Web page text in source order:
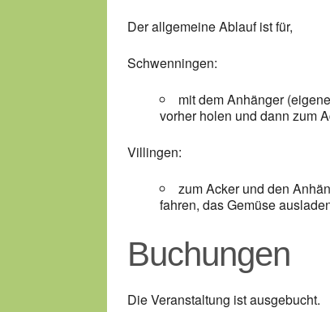
Der allgemeine Ablauf ist für,
Schwenningen:
mit dem Anhänger
vorher holen und dann zum
Villingen:
zum Acker und den
fahren, das Gemüse
Buchungen
Die Veranstaltung ist ausgebucht.